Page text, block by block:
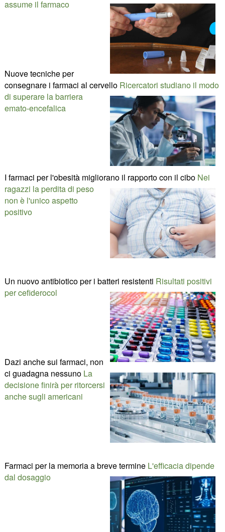
assume il farmaco
Nuove tecniche per
consegnare i farmaci al cervello Ricercatori studiano il modo
di superare la barriera
emato-encefalica
I farmaci per l'obesità migliorano il rapporto con il cibo Nei
ragazzi la perdita di peso
non è l'unico aspetto
positivo
Un nuovo antibiotico per i batteri resistenti Risultati positivi
per cefiderocol
Dazi anche sui farmaci, non
ci guadagna nessuno La
decisione finirà per ritorcersi
anche sugli americani
Farmaci per la memoria a breve termine L'efficacia dipende
dal dosaggio